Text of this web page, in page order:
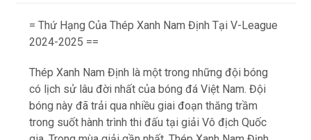
trong suốt hành trình thi đấu tại giải Vô địch Quốc
gia. Trong mùa giải gần nhất, Thép Xanh Nam Định
nhóm đầu bảng xếp hạng. Phong độ ổn định cùng
với dàn cầu thủ chất lượng đã giúp đội bóng quê lúa
nâng cao vị thế trên bảng xếp hạng quốc nội. Thứ
hạng của Thép Xanh Nam Định không chỉ phản ánh